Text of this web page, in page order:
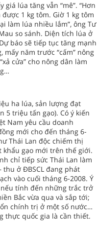
lúa tăng vẫn “mê”. “Hơn
1 kg tôm. Giờ 1 kg tôm
làm lúa nhiều lắm”, ông Tư
so sánh. Diện tích lúa ở
báo sẽ tiếp tục tăng mạnh
năm trước “cấm” nông
cửa” cho nông dân làm
ha lúa, sản lượng đạt
5 triệu tấn gạo). Có ý kiến
Nam yêu cầu doanh
mới cho đến tháng 6-
Thái Lan độc chiếm thị
khẩu gạo mới trên thế giới.
chỉ tiếp sức Thái Lan làm
thu ở ĐBSCL đang phát
vào cuối tháng 6-2008. Ý
tính đến những trắc trở
Bắc vừa qua và sắp tới;
chính trị ở một số nước…
thực quốc gia là cần thiết.